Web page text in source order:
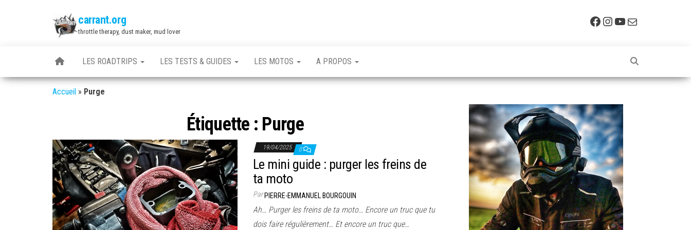
carrant.org
throttle therapy, dust maker, mud lover
Facebook
Instagram
YouTube
E-mail
LES ROADTRIPS LES TESTS & GUIDES LES MOTOS A PROPOS
Accueil » Purge
Étiquette : Purge
19/04/2025 0
Le mini guide : purger les freins de
ta moto
ParPIERRE-EMMANUEL BOURGOUIN
Ah… Purger les freins de ta moto… Encore un truc que tu
dois faire régulièrement… Et encore un truc que…